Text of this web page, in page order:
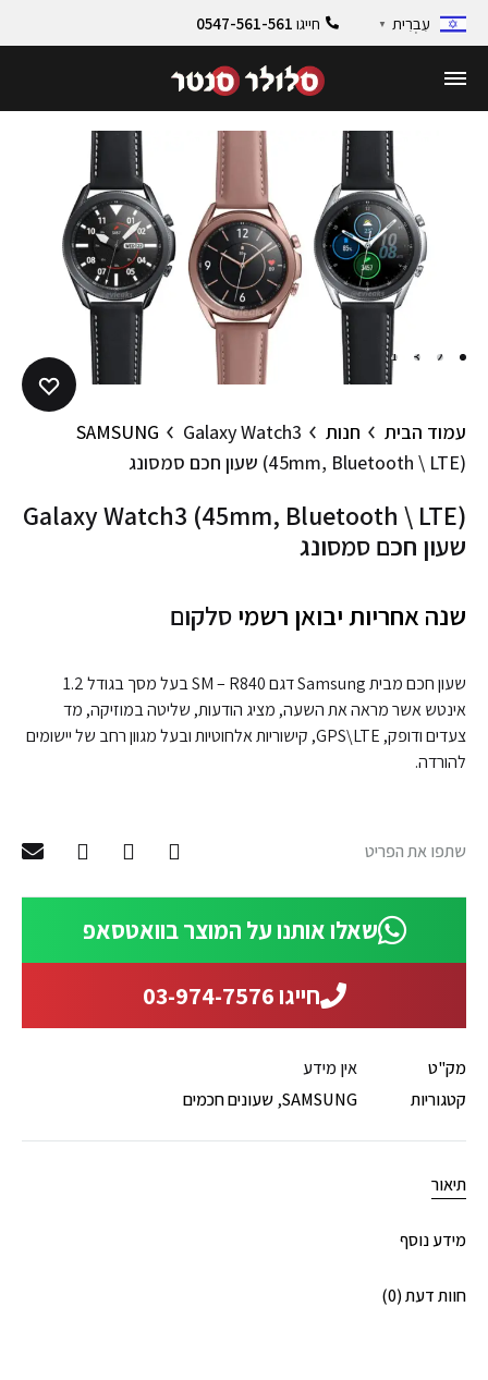
עִבְרִית ▼ חייגו 0547-561-561
1
2
3
4
עמוד הבית חנות SAMSUNG
Galaxy Watch3
(45mm, Bluetooth \ LTE) שעון חכם סמסונג
Galaxy Watch3 (45mm, Bluetooth \ LTE)
שעון חכם סמסונג
שנה אחריות יבואן רשמיסלקום
שעון חכם מבית Samsung דגם SM – R840 בעל מסך בגודל 1.2
אינטש אשר מראה את השעה, מציג הודעות, שליטה במוזיקה, מד
צעדים ודופק, GPS\LTE, קישוריות אלחוטיות ובעל מגוון רחב של יישומים
להורדה.
שתפו את הפריט
שאלו אותנו על המוצר בוואטסאפ
חייגו 03-974-7576
מק"ט
אין מידע
קטגוריות
SAMSUNG
,שעונים חכמים
תיאור
מידע נוסף
חוות דעת (0)